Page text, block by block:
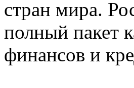
стран мира.
полный пакет
финансов и